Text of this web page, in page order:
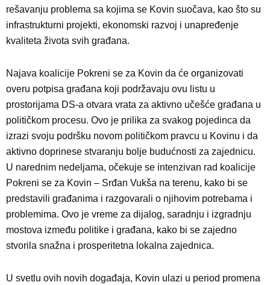
rešavanju problema sa kojima se Kovin suočava, kao što su
infrastrukturni projekti, ekonomski razvoj i unapređenje
kvaliteta života svih građana.
Najava koalicije Pokreni se za Kovin da će organizovati
overu potpisa građana koji podržavaju ovu listu u
prostorijama DS-a otvara vrata za aktivno učešće građana u
političkom procesu. Ovo je prilika za svakog pojedinca da
izrazi svoju podršku novom političkom pravcu u Kovinu i da
aktivno doprinese stvaranju bolje budućnosti za zajednicu.
U narednim nedeljama, očekuje se intenzivan rad koalicije
Pokreni se za Kovin – Srđan Vukša na terenu, kako bi se
predstavili građanima i razgovarali o njihovim potrebama i
problemima. Ovo je vreme za dijalog, saradnju i izgradnju
mostova između politike i građana, kako bi se zajedno
stvorila snažna i prosperitetna lokalna zajednica.
U svetlu ovih novih događaja, Kovin ulazi u period promena